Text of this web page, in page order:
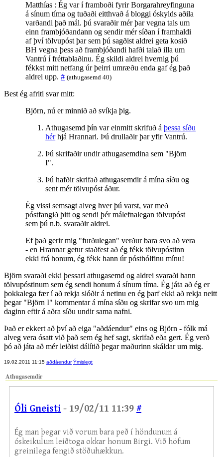
Matthías : Ég var í framboði fyrir Borgarahreyfinguna
á sínum tíma og tuðaði eitthvað á bloggi óskylds aðila
varðandi það mál. þú svaraðir mér þar vegna tals um
einn frambjóðandann og sendir mér síðan í framhaldi
af því tölvupóst þar sem þú sagðist aldrei geta kosið
BH vegna þess að frambjóðandi hafði talað illa um
Vantrú í fréttablaðinu. Ég skildi aldrei hvernig þú
fékkst mitt netfang úr þeirri umræðu enda gaf ég það
aldrei upp.# (athugasemd 40)
Best ég afriti svar mitt:
Björn, nú er minnið að svíkja þig.
Athugasemd þín var einmitt skrifuð áþessa síðu
hérhjá Hrannari. Þú drullaðir þar yfir Vantrú.
Þú skrifaðir undir athugasemdina sem "Björn
I".
Þú hafðir skrifað athugasemdir á mína síðu og
sent mér tölvupóst áður.
Ég vissi semsagt alveg hver þú varst, var með
póstfangið þitt og sendi þér málefnalegan tölvupóst
sem þú n.b. svaraðir aldrei.
Ef það gerir mig "furðulegan" verður bara svo að vera
- en Hrannar getur staðfest að ég fékk tölvupóstinn
ekki frá honum, ég fékk hann úr pósthólfinu mínu!
Björn svaraði ekki þessari athugasemd og aldrei svaraði hann
tölvupóstinum sem ég sendi honum á sínum tíma. Ég játa að ég er
þokkalega fær í að rekja slóðir á netinu en ég þarf ekki að rekja neitt
þegar "Björn I" kommentar á mína síðu og skrifar svo um mig
daginn eftir á aðra síðu undir sama nafni.
Það er ekkert að því að eiga "aðdáendur" eins og Björn - fólk má
alveg vera ósatt við það sem ég hef sagt, skrifað eða gert. Ég verð
þó að játa að mér leiðist dálítið þegar maðurinn skáldar um mig.
19.02.2011 11:15 aðdáendur Ýmislegt
Athugasemdir
Óli Gneisti - 19/02/11 11:39 #
Ég man þegar við vorum bara peð í höndunum á
óskeikulum leiðtoga okkar honum Birgi. Við höfum
greinilega fengið stöðuhækkun.